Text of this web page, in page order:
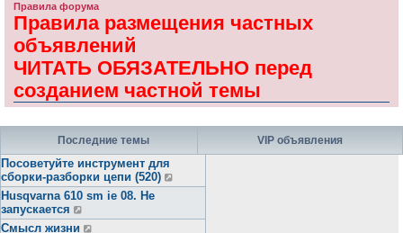
Правила форума
Правила размещения частных
объявлений
ЧИТАТЬ ОБЯЗАТЕЛЬНО перед
созданием частной темы
Последние темы
Посоветуйте инструмент для
сборки-разборки цепи (520)
Husqvarna 610 sm ie 08. Не
запускается
Смысл жизни
VIP объявления